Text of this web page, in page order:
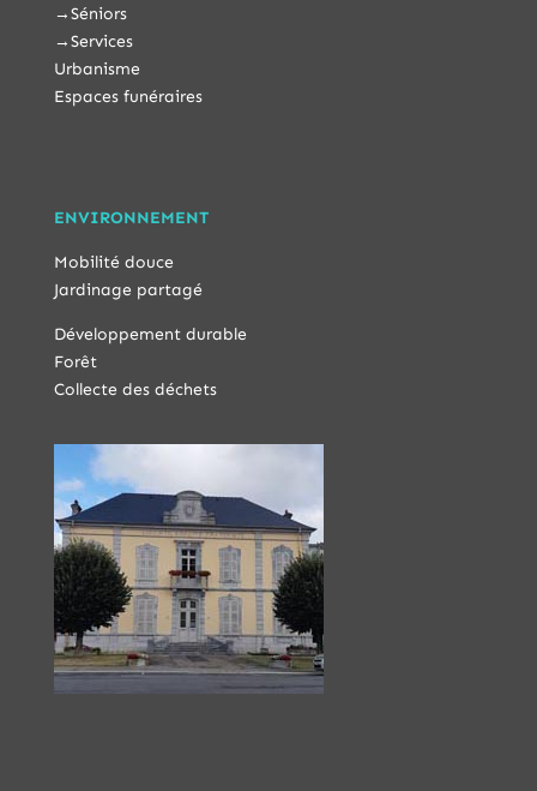
→Séniors
→Services
Urbanisme
Espaces funéraires
ENVIRONNEMENT
Mobilité douce
Jardinage partagé
Développement durable
Forêt
Collecte des déchets